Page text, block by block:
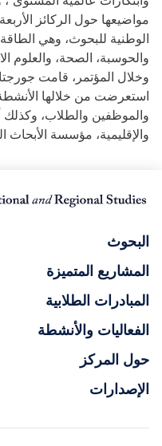
مواضيعها حول الركائز
الوطنية للبحوث، وهي الطاقة
والحوسبة، الصحة، والعلوم
وخلال المؤتمر، قامت
استعرضت من خلالها
والموظفين والطلاب، وكذلك
والإقليمية، مؤسسة الأبحاث
البحوث
المشاريع المتميزة
المبادرات الطلابية
الفعاليات والأنشطة
حول المركز
الإصدارات